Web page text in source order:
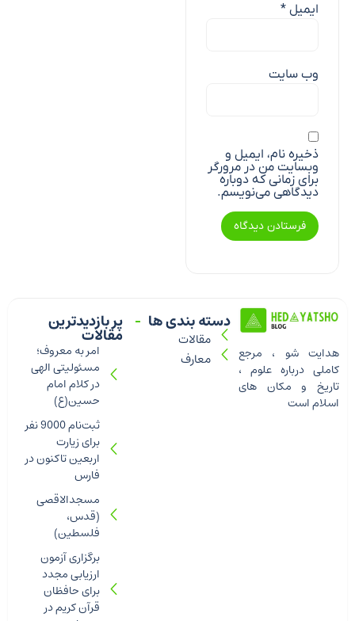
ایمیل *
وب‌ سایت
ذخیره نام، ایمیل و
وبسایت من در مرورگر
برای زمانی که دوباره
دیدگاهی می‌نویسم.
پر بازدیدترین
مقالات
امر به معروف؛
مسئولیتی الهی
در کلام امام
حسین(ع)
ثبت‌نام 9000 نفر
برای زیارت
اربعین تاکنون در
فارس
مسجدالاقصی
(قدس،
فلسطین)
برگزاری آزمون
ارزیابی مجدد
برای حافظان
قرآن کریم در
دسته بندی ها
مقالات
معارف
هدایت شو ، مرجع
کاملی درباره علوم ،
تاریخ و مکان های
اسلام است